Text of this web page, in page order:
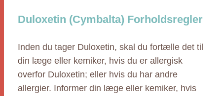
Duloxetin (Cymbalta) Forholdsregler
Inden du tager Duloxetin, skal du fortælle det til
din læge eller kemiker, hvis du er allergisk
overfor Duloxetin; eller hvis du har andre
allergier. Informer din læge eller kemiker, hvis